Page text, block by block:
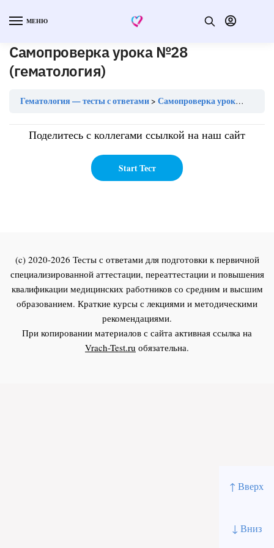
↑ Вверх
↓ Вниз
МЕНЮ
Самопроверка урока №28
(гематология)
Гематология — тесты с ответами Самопроверка урока №28 (гематология)
Поделитесь с коллегами ссылкой на наш сайт
(c) 2020-2026 Тесты с ответами для подготовки к первичной
специализированной аттестации, переаттестации и повышения
квалификации медицинских работников со средним и высшим
образованием. Краткие курсы с лекциями и методическими
рекомендациями.
При копировании материалов с сайта активная ссылка на
Vrach-Test.ru обязательна.